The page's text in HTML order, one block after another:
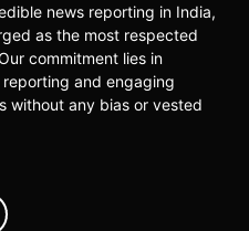
news reporting in India,
as the most respected
commitment lies in
and engaging
without any bias or vested